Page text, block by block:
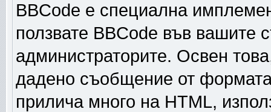
BBCode е специална
ползвате BBCode във вашите
администраторите. Освен
дадено съобщение от
прилича много на HTML,